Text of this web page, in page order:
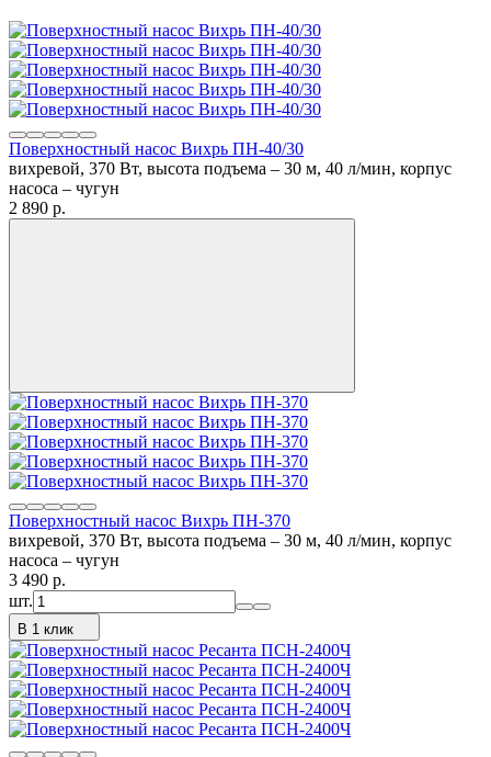
Поверхностный насос Вихрь ПН-40/30
вихревой, 370 Вт, высота подъема – 30 м, 40 л/мин, корпус
насоса – чугун
2 890 p.
Поверхностный насос Вихрь ПН-370
вихревой, 370 Вт, высота подъема – 30 м, 40 л/мин, корпус
насоса – чугун
3 490 p.
шт.
В 1 клик